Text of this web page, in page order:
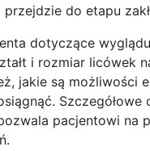
do etapu
dotyczące
i rozmiar licówek
jakie są możliwości
Szczegółowe
pacjentowi na